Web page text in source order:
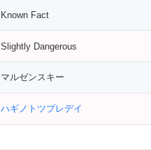
Known Fact
Slightly Dangerous
マルゼンスキー
ハギノトツプレデイ